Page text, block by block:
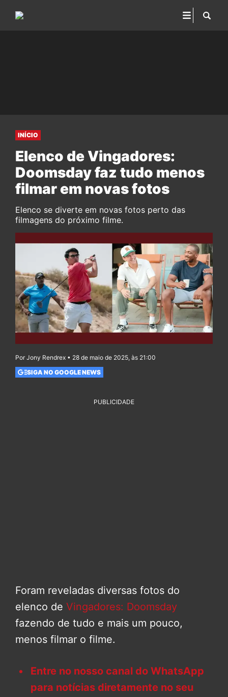
INÍCIO
Elenco de Vingadores:
Doomsday faz tudo menos
filmar em novas fotos
Elenco se diverte em novas fotos perto das
filmagens do próximo filme.
Por Jony Rendrex • 28 de maio de 2025, às 21:00
SIGA NO GOOGLE NEWS
PUBLICIDADE
Foram reveladas diversas fotos do
elenco de Vingadores: Doomsday
fazendo de tudo e mais um pouco,
menos filmar o filme.
Entre no nosso canal do WhatsApp
para notícias diretamente no seu